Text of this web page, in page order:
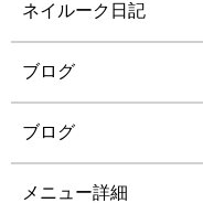
ネイルーク日記
ブログ
ブログ
メニュー詳細